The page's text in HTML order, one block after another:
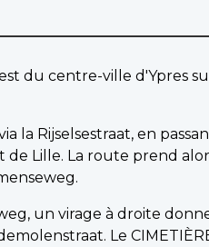
du centre-ville d'Ypres
la Rijselsestraat, en
Lille. La route prend
un virage à droite
Le